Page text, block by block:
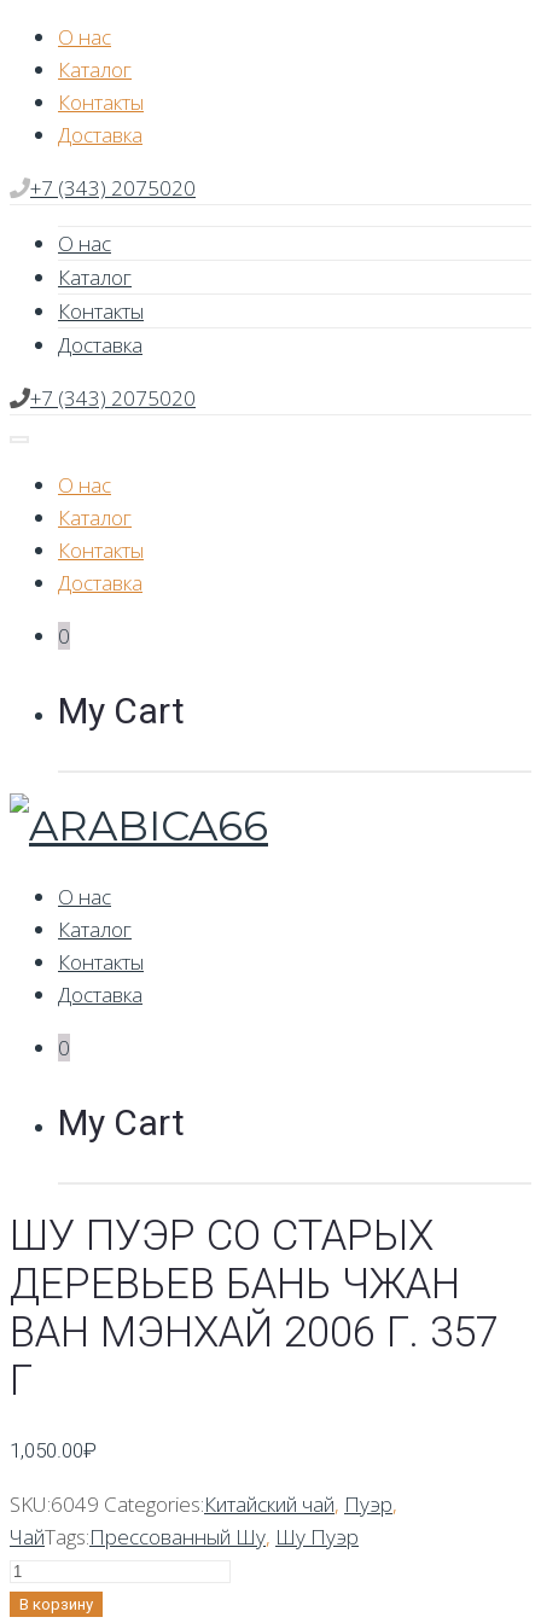
Skip
content
О нас
Каталог
Контакты
Доставка
+7 (343) 2075020
О нас
Каталог
Контакты
Доставка
+7 (343) 2075020
О нас
Каталог
Контакты
Доставка
0
My Cart
О нас
Каталог
Контакты
Доставка
0
My Cart
ШУ ПУЭР СО СТАРЫХ
ДЕРЕВЬЕВ БАНЬ ЧЖАН
ВАН МЭНХАЙ 2006 Г. 357
Г
1,050.00₽
SKU:6049 Categories:Китайский чай, Пуэр,
ЧайTags:Прессованный Шу, Шу Пуэр
Количество
Шу
В корзину